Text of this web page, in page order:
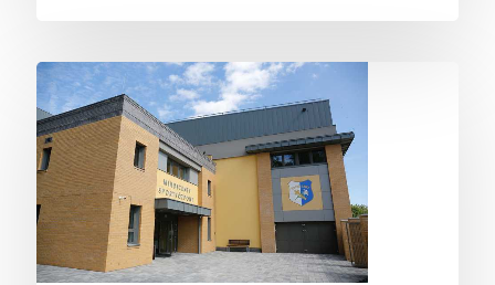
ELKÉSZÜLT
A
VÍVÓCSARNOK
ZALAEGERSZEGEN